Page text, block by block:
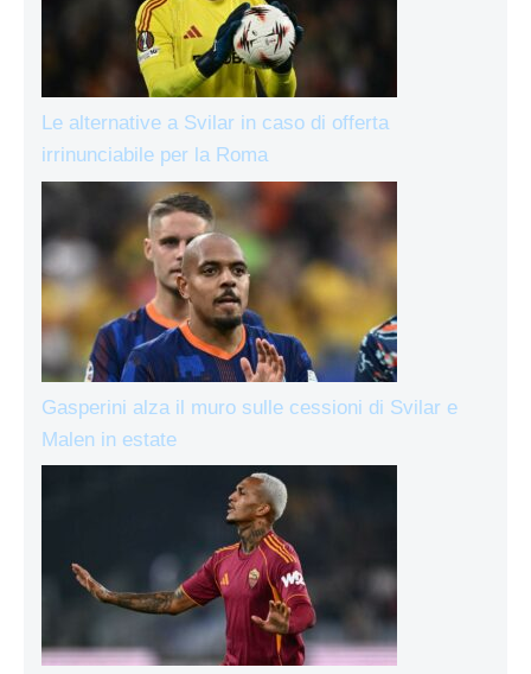
Le alternative a Svilar in caso di offerta
irrinunciabile per la Roma
Gasperini alza il muro sulle cessioni di Svilar e
Malen in estate